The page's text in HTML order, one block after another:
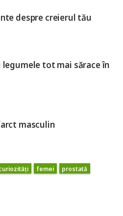
despre creierul tău
legumele tot mai sărace în
masculin
femei prostată